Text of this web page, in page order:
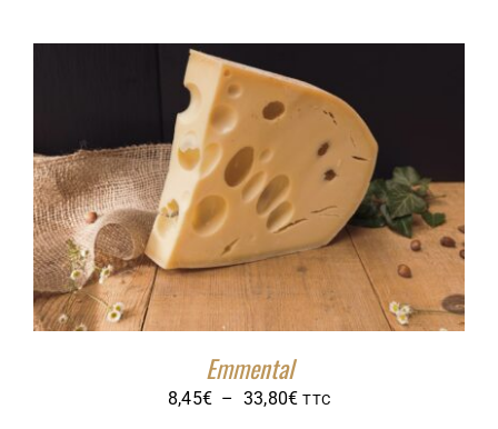
prix :
11,45€
45,80€
Emmental
8,45€ – 33,80€Plage
TTC